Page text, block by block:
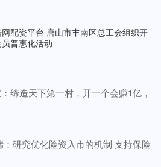
配资平台 唐山市丰南区总工会组织开
员普惠化活动
缔造天下第一村，开一个会赚1亿，
研究优化险资入市的机制 支持保险